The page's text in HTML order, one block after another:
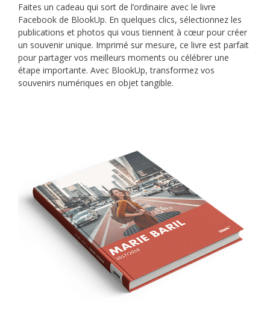
Faites un cadeau qui sort de l’ordinaire avec le livre
Facebook de BlookUp. En quelques clics, sélectionnez les
publications et photos qui vous tiennent à cœur pour créer
un souvenir unique. Imprimé sur mesure, ce livre est parfait
pour partager vos meilleurs moments ou célébrer une
étape importante. Avec BlookUp, transformez vos
souvenirs numériques en objet tangible.